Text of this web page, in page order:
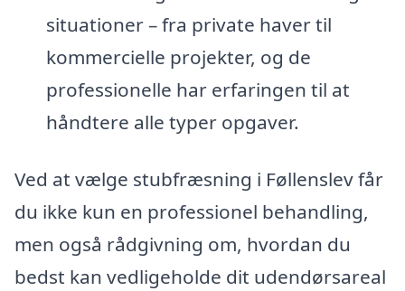
situationer – fra private haver til
kommercielle projekter, og de
professionelle har erfaringen til at
håndtere alle typer opgaver.
Ved at vælge stubfræsning i Føllenslev får
du ikke kun en professionel behandling,
men også rådgivning om, hvordan du
bedst kan vedligeholde dit udendørsareal